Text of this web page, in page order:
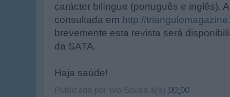
carácter bilíngue (português e inglês).
consultada em http://
brevemente esta revista será
da SATA.
Haja saúde!
Publicada por Ivo Sousa à(s) 00:00